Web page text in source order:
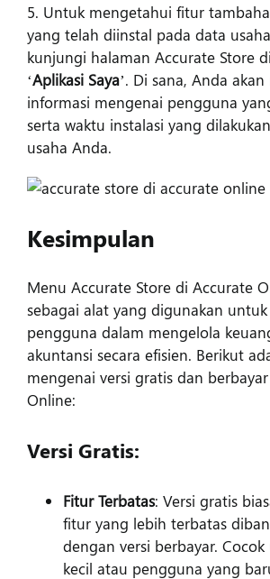
5. Untuk mengetahui fitur
yang telah diinstal pada data
kunjungi halaman Accurate Store
‘Aplikasi Saya’. Di sana, Anda
informasi mengenai pengguna
serta waktu instalasi yang
usaha Anda.
Kesimpulan
Menu Accurate Store di Accurate
sebagai alat yang digunakan
pengguna dalam mengelola
akuntansi secara efisien. Berikut
mengenai versi gratis dan
Online:
Versi Gratis:
Fitur Terbatas: Versi gratis
fitur yang lebih terbatas
dengan versi berbayar.
kecil atau pengguna yang